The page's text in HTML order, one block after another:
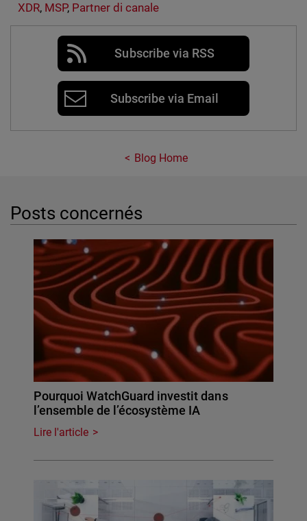
XDR, MSP, Partner di canale
Subscribe via RSS
Subscribe via Email
Blog Home
Posts concernés
Pourquoi WatchGuard investit dans
l’ensemble de l’écosystème IA
Lire l'article